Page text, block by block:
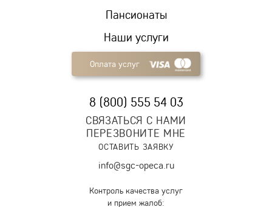
Пансионаты
Наши услуги
Оплата услуг
8 (800) 555 54 03
СВЯЗАТЬСЯ С НАМИ
ПЕРЕЗВОНИТЕ МНЕ
ОСТАВИТЬ ЗАЯВКУ
info@sgc-opeca.ru
Контроль качества услуг
и прием жалоб: